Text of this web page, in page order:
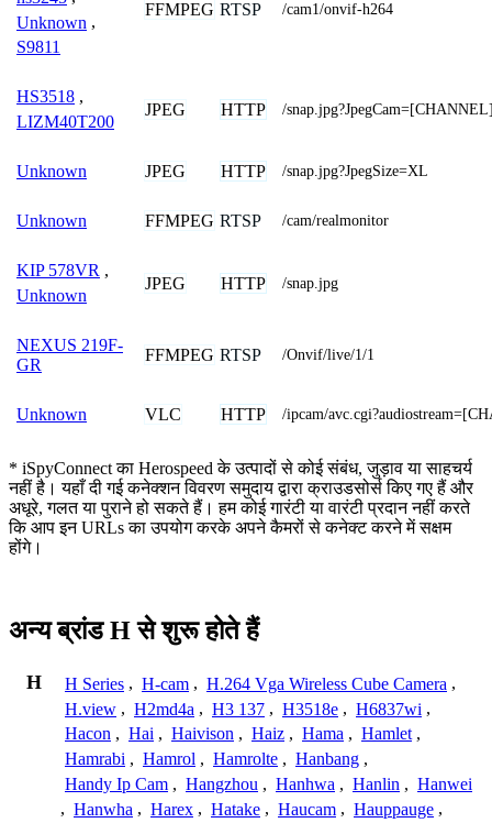
Unknown ,
S9811
FFMPEG RTSP /cam1/onvif-h264
HS3518 ,
LIZM40T200
JPEG HTTP /
Unknown JPEG HTTP /snap.jpg?JpegSize=XL
Unknown FFMPEG RTSP /cam/realmonitor
KIP 578VR ,
Unknown
JPEG HTTP /snap.jpg
NEXUS 219F-
GR
FFMPEG RTSP /Onvif/live/1/1
Unknown VLC HTTP /ipcam/
* iSpyConnect का Herospeed के उत्पादों से कोई संबंध, जुड़ाव या साहचर्य
नहीं है। यहाँ दी गई कनेक्शन विवरण समुदाय द्वारा क्राउडसोर्स किए गए हैं और
अधूरे, गलत या पुराने हो सकते हैं। हम कोई गारंटी या वारंटी प्रदान नहीं करते
कि आप इन URLs का उपयोग करके अपने कैमरों से कनेक्ट करने में सक्षम
होंगे।
अन्य ब्रांड H से शुरू होते हैं
H H Series , H-cam , H.264 Vga Wireless Cube Camera ,
H.view , H2md4a , H3 137 , H3518e , H6837wi ,
Hacon , Hai , Haivison , Haiz , Hama , Hamlet ,
Hamrabi , Hamrol , Hamrolte , Hanbang ,
Handy Ip Cam , Hangzhou , Hanhwa , Hanlin , Hanwei
, Hanwha , Harex , Hatake , Haucam , Hauppauge ,